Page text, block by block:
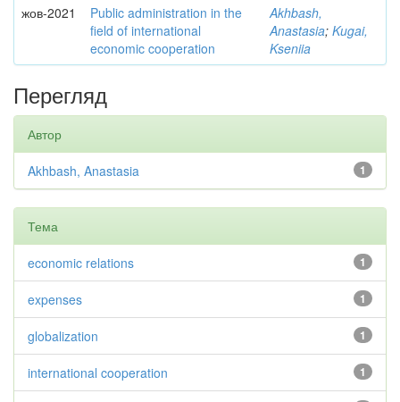
жов-2021
Public administration in the
field of international
economic cooperation
Akhbash,
Anastasia; Kugai,
Kseniia
Перегляд
Автор
1
Akhbash, Anastasia
Тема
1
economic relations
1
expenses
1
globalization
1
international cooperation